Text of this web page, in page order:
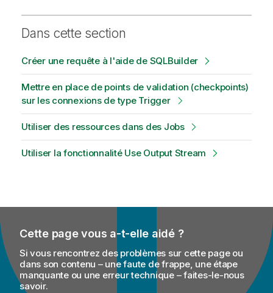
Dans cette section
Créer une requête à l'aide de SQLBuilder
Mettre en place de points de validation (checkpoints)
sur les connexions de type Trigger
Utiliser des ressources dans des Jobs
Utiliser la fonctionnalité Use Output Stream
Cette page vous a-t-elle aidé ?
Si vous rencontrez des problèmes sur cette page ou
dans son contenu – une faute de frappe, une étape
manquante ou une erreur technique – faites-le-nous
savoir.